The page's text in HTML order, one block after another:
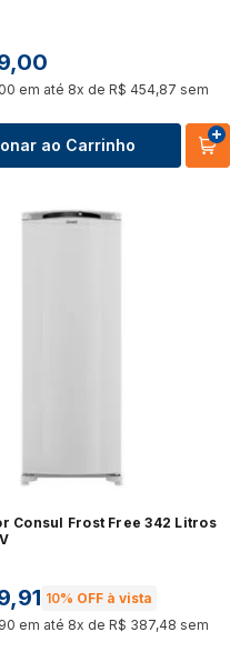
,00
00 em até 8x de R$ 454,87 sem
ao Carrinho
Consul Frost Free 342 Litros
,91 10% OFF à vista
90 em até 8x de R$ 387,48 sem